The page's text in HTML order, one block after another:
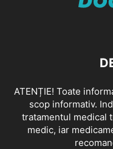
ATENȚIE! Toate
scop informativ.
tratamentul medical
medic, iar